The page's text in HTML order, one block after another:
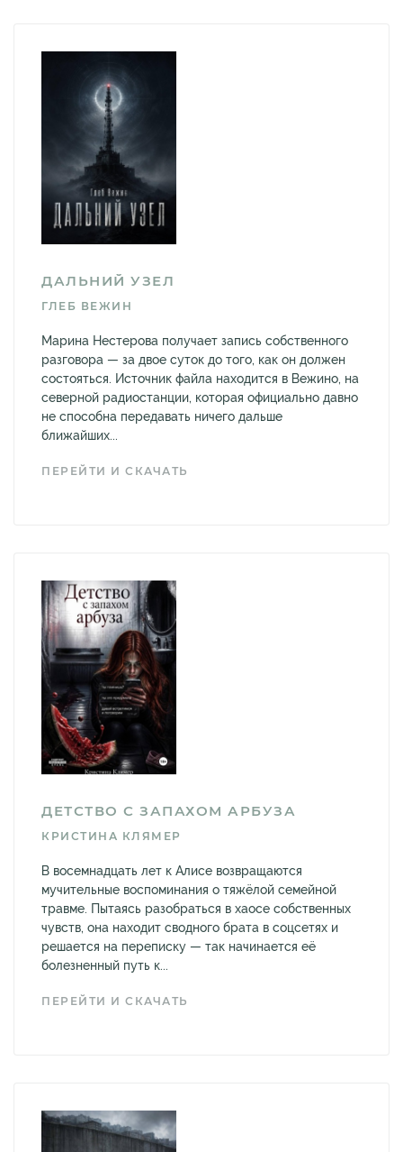
ДАЛЬНИЙ УЗЕЛ
ГЛЕБ ВЕЖИН
Марина Нестерова получает запись собственного
разговора — за двое суток до того, как он должен
состояться. Источник файла находится в Вежино, на
северной радиостанции, которая официально давно
не способна передавать ничего дальше
ближайших...
ПЕРЕЙТИ И СКАЧАТЬ
ДЕТСТВО С ЗАПАХОМ АРБУЗА
КРИСТИНА КЛЯМЕР
В восемнадцать лет к Алисе возвращаются
мучительные воспоминания о тяжёлой семейной
травме. Пытаясь разобраться в хаосе собственных
чувств, она находит сводного брата в соцсетях и
решается на переписку — так начинается её
болезненный путь к...
ПЕРЕЙТИ И СКАЧАТЬ